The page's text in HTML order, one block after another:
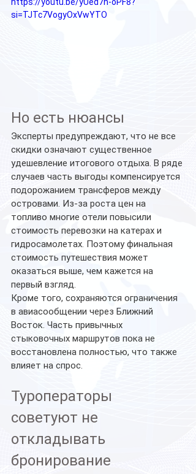
si=TJTc7VogyOxVwYTO
Но есть нюансы
Эксперты предупреждают, что не все
скидки означают существенное
удешевление итогового отдыха. В ряде
случаев часть выгоды компенсируется
подорожанием трансферов между
островами. Из-за роста цен на
топливо многие отели повысили
стоимость перевозки на катерах и
гидросамолетах. Поэтому финальная
стоимость путешествия может
оказаться выше, чем кажется на
первый взгляд.
Кроме того, сохраняются ограничения
в авиасообщении через Ближний
Восток. Часть привычных
стыковочных маршрутов пока не
восстановлена полностью, что также
влияет на спрос.
Туроператоры
советуют не
откладывать
бронирование